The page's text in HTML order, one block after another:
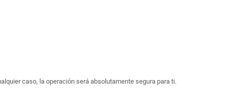
caso, la operación será absolutamente segura para ti.